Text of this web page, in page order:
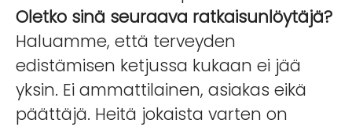
Oletko sinä seuraava ratkaisunlöytäjä?
Haluamme, että terveyden
edistämisen ketjussa kukaan ei jää
yksin. Ei ammattilainen, asiakas eikä
päättäjä. Heitä jokaista varten on